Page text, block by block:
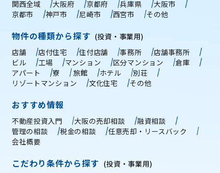
関西全域 大阪府 京都府 兵庫県
大阪市
京都市
神戸市 尼崎市 西宮市 その他
物件の種類から探す (投資・事業用)
店舗
店付住宅 住付店舗 事務所
店舗事務所
ビル
工場 マンション 区分マンション
倉庫
アパート
寮 旅館 ホテル
別荘
リゾートマンション
文化住宅 その他
おすすめ情報
不動産投資入門 大阪の売却相談
融資相談
管理の相談
税金の相談
任意売却・リースバック
会社概要
こだわり条件から探す (投資・事業用)